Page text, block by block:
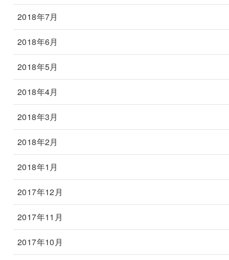
2018年7月
2018年6月
2018年5月
2018年4月
2018年3月
2018年2月
2018年1月
2017年12月
2017年11月
2017年10月